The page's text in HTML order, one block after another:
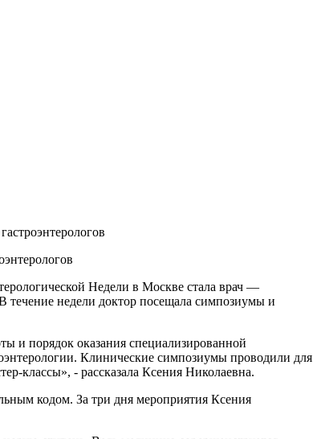
Недели в Москве стала врач —
течение недели доктор посещала симпозиумы и
и порядок оказания специализированной
Клинические симпозиумы проводили для
классы», - рассказала Ксения Николаевна.
кодом. За три дня мероприятия Ксения